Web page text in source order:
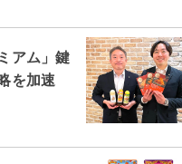
アム」鍵
を加速